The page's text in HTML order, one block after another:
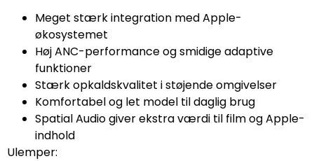
Meget stærk integration med Apple-
økosystemet
Høj ANC-performance og smidige adaptive
funktioner
Stærk opkaldskvalitet i støjende omgivelser
Komfortabel og let model til daglig brug
Spatial Audio giver ekstra værdi til film og Apple-
indhold
Ulemper: